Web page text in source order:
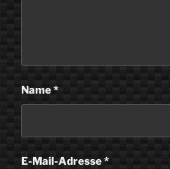
Name*
E-Mail-Adresse*